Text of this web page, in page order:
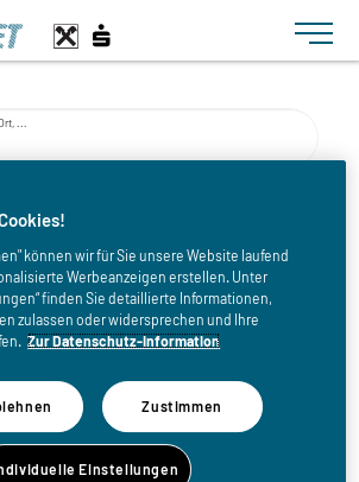
Toggle
...
Zurück zur Eventliste
können wir für Sie unsere Website laufend
Werbeanzeigen erstellen. Unter
finden Sie detaillierte Informationen,
zulassen oder widersprechen und Ihre
Zur Datenschutz-Information
Zustimmen
Einstellungen